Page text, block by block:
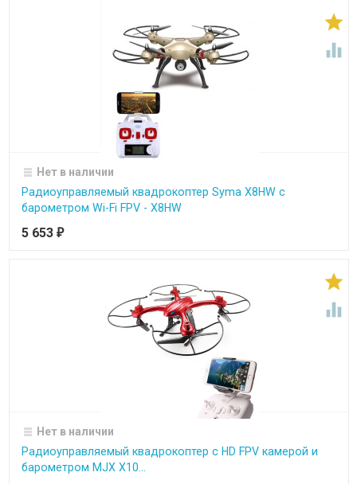


Нет в наличии
Радиоуправляемый квадрокоптер Syma X8HW с
барометром Wi-Fi FPV - X8HW
5 653 ₽


Нет в наличии
Радиоуправляемый квадрокоптер с HD FPV камерой и
барометром MJX X10...